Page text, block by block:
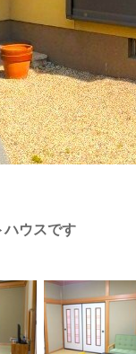
ハウスです